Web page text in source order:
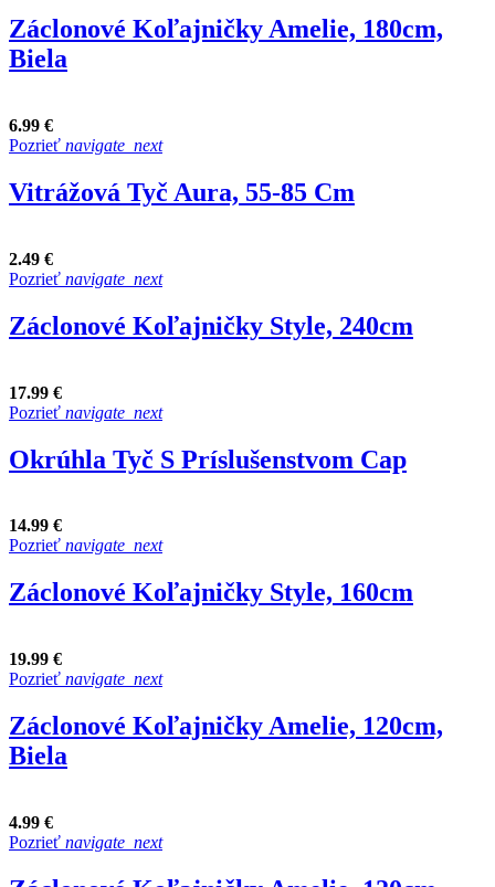
Záclonové Koľajničky Amelie, 180cm,
Biela
6.99 €
Pozrieť navigate_next
Vitrážová Tyč Aura, 55-85 Cm
2.49 €
Pozrieť navigate_next
Záclonové Koľajničky Style, 240cm
17.99 €
Pozrieť navigate_next
Okrúhla Tyč S Príslušenstvom Cap
14.99 €
Pozrieť navigate_next
Záclonové Koľajničky Style, 160cm
19.99 €
Pozrieť navigate_next
Záclonové Koľajničky Amelie, 120cm,
Biela
4.99 €
Pozrieť navigate_next